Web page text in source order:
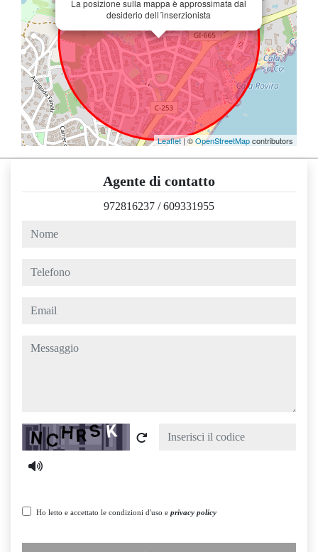
La posizione sulla mappa è approssimata dal
desiderio dell´inserzionista
Leaflet| ©OpenStreetMapcontributors
Agente di contatto
972816237 /609331955
nome
telefono
email
messaggio
Captcha
Ho letto e accettato le condizioni d'uso e privacy policy